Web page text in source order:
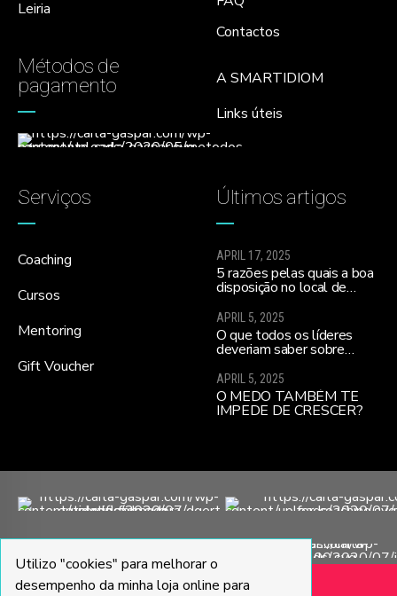
Utilizo "cookies" para melhorar o
desempenho da minha loja online para
Leiria
Métodos de
pagamento
Contactos
A SMARTIDIOM
Links úteis
Serviços
Coaching
Cursos
Mentoring
Gift Voucher
Últimos artigos
APRIL 17, 2025
5 razões pelas quais a boa
disposição no local de
moral da equipa e a
realizares todos os teus
sonhos…
APRIL 5, 2025
O que todos os líderes
deveriam saber sobre
alto desempenho
(sobretudo se lideram uma
nova equipa)
APRIL 5, 2025
O MEDO TAMBÉM TE
IMPEDE DE CRESCER?